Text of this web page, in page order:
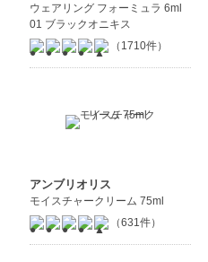
ウェアリング フォーミュラ 6ml
01 ブラックオニキス
（1710件）
アンブリオリス
モイスチャークリーム 75ml
（631件）